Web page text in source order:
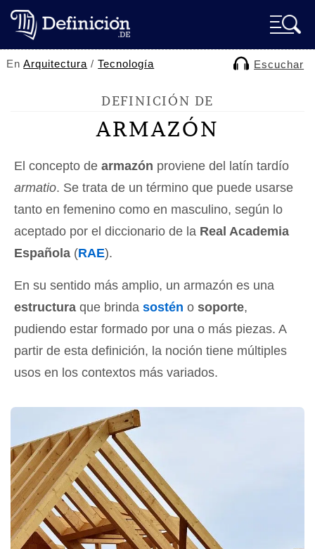
EnArquitectura /Tecnología Escuchar
DEFINICIÓN DE
ARMAZÓN
El concepto de armazón proviene del latín tardío
armatio. Se trata de un término que puede usarse
tanto en femenino como en masculino, según lo
aceptado por el diccionario de la Real Academia
Española (RAE).
En su sentido más amplio, un armazón es una
estructura que brinda sostén o soporte,
pudiendo estar formado por una o más piezas. A
partir de esta definición, la noción tiene múltiples
usos en los contextos más variados.